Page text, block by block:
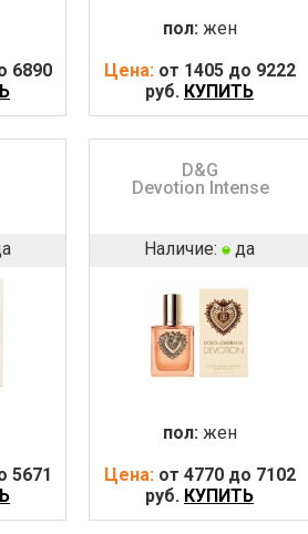
6890
пол: жен
Цена: от 1405 до 9222
руб. КУПИТЬ
5671
D&G
Devotion Intense
Наличие: да
пол: жен
Цена: от 4770 до 7102
руб. КУПИТЬ